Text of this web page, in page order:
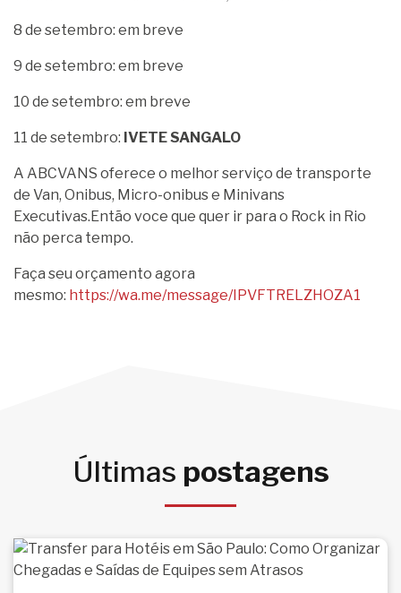
8 de setembro: em breve
9 de setembro: em breve
10 de setembro: em breve
11 de setembro: IVETE SANGALO
A ABCVANS oferece o melhor serviço de transporte
de Van, Onibus, Micro-onibus e Minivans
Executivas.Então voce que quer ir para o Rock in Rio
não perca tempo.
Faça seu orçamento agora
mesmo: https://wa.me/message/IPVFTRELZHOZA1
Últimas postagens